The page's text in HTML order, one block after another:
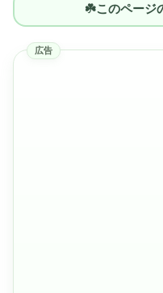
☘️このページ
広告